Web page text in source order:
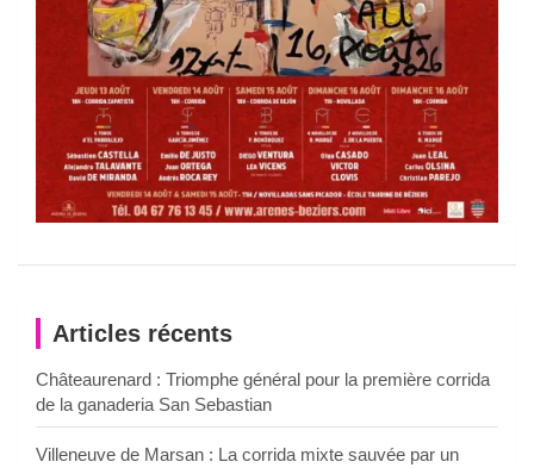
Articles récents
Châteaurenard : Triomphe général pour la première corrida
de la ganaderia San Sebastian
Villeneuve de Marsan : La corrida mixte sauvée par un